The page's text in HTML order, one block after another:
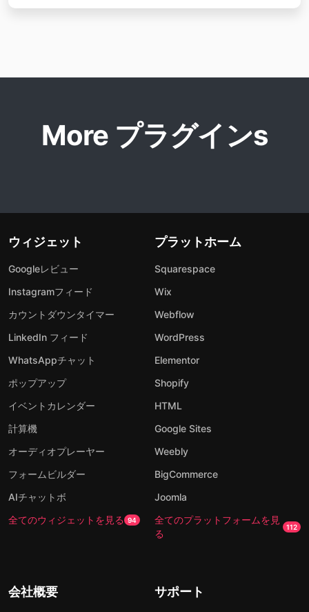
More プラグインs
ウィジェット
Googleレビュー
Instagramフィード
カウントダウンタイマー
LinkedIn フィード
WhatsAppチャット
ポップアップ
イベントカレンダー
計算機
オーディオプレーヤー
フォームビルダー
AIチャットボ
全てのウィジェットを見る 94
プラットホーム
Squarespace
Wix
Webflow
WordPress
Elementor
Shopify
HTML
Google Sites
Weebly
BigCommerce
Joomla
全てのプラットフォームを見
る
112
会社概要 サポート